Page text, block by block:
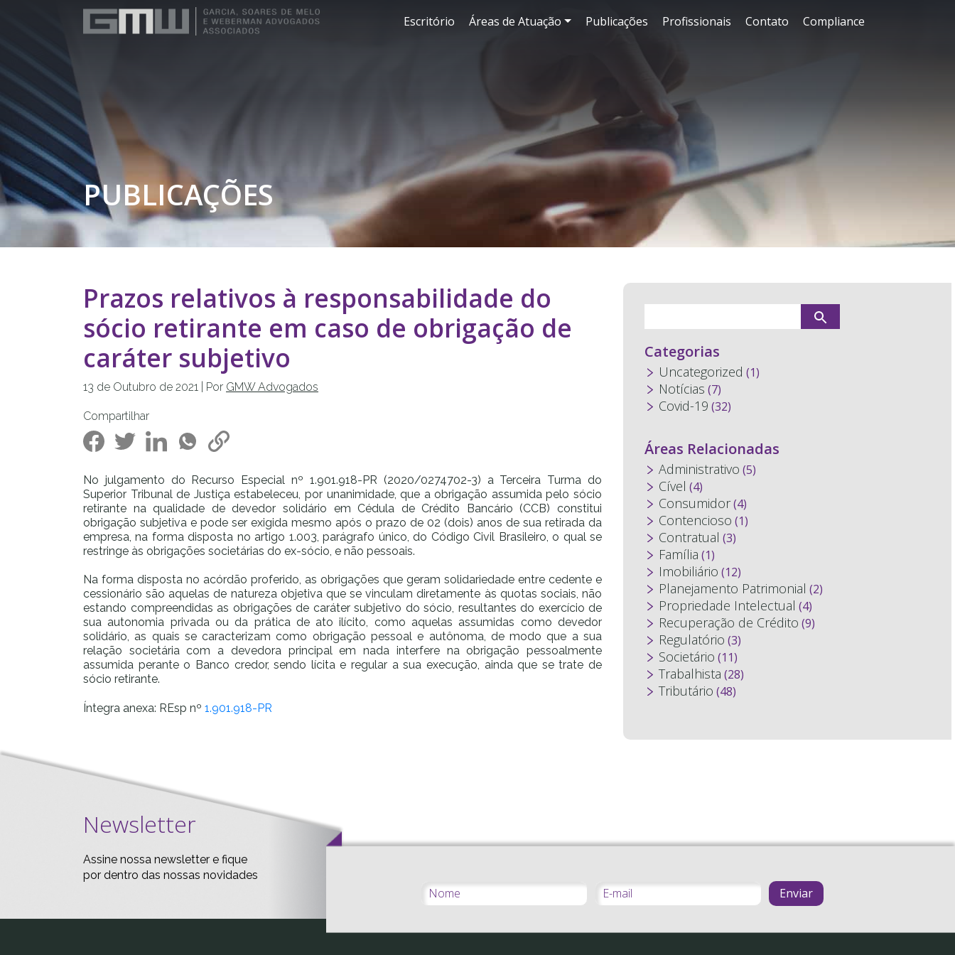
Escritório Áreas de Atuação Publicações Profissionais Contato Compliance
PUBLICAÇÕES
Prazos relativos à responsabilidade do
sócio retirante em caso de obrigação de
caráter subjetivo
13 de Outubro de 2021 | Por GMW Advogados
Compartilhar
No julgamento do Recurso Especial nº 1.901.918-PR (2020/0274702-3) a Terceira Turma do
Superior Tribunal de Justiça estabeleceu, por unanimidade, que a obrigação assumida pelo sócio
retirante na qualidade de devedor solidário em Cédula de Crédito Bancário (CCB) constitui
obrigação subjetiva e pode ser exigida mesmo após o prazo de 02 (dois) anos de sua retirada da
empresa, na forma disposta no artigo 1.003, parágrafo único, do Código Civil Brasileiro, o qual se
restringe às obrigações societárias do ex-sócio, e não pessoais.
Na forma disposta no acórdão proferido, as obrigações que geram solidariedade entre cedente e
cessionário são aquelas de natureza objetiva que se vinculam diretamente às quotas sociais, não
estando compreendidas as obrigações de caráter subjetivo do sócio, resultantes do exercício de
sua autonomia privada ou da prática de ato ilícito, como aquelas assumidas como devedor
solidário, as quais se caracterizam como obrigação pessoal e autônoma, de modo que a sua
relação societária com a devedora principal em nada interfere na obrigação pessoalmente
assumida perante o Banco credor, sendo lícita e regular a sua execução, ainda que se trate de
sócio retirante.
Íntegra anexa: REsp nº 1.901.918-PR
Categorias
Uncategorized (1)
Notícias (7)
Covid-19 (32)
Áreas Relacionadas
Administrativo (5)
Cível (4)
Consumidor(4)
Contencioso (1)
Contratual (3)
Família (1)
Imobiliário (12)
Planejamento Patrimonial (2)
Propriedade Intelectual (4)
Recuperação de Crédito (9)
Regulatório (3)
Societário (11)
Trabalhista (28)
Tributário (48)
Newsletter
Assine nossa newsletter e fique
por dentro das nossas novidades